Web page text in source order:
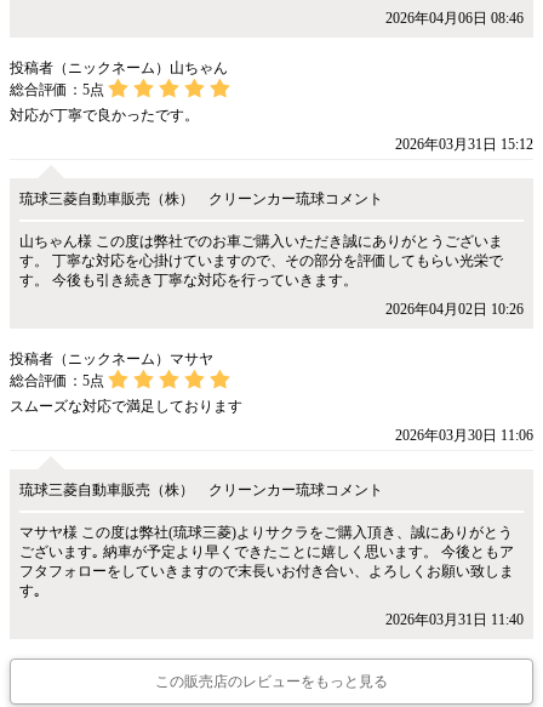
2026年04月06日 08:46
投稿者（ニックネーム）山ちゃん
総合評価： 5点
対応が丁寧で良かったです。
2026年03月31日 15:12
琉球三菱自動車販売（株） クリーンカー琉球コメント
山ちゃん様 この度は弊社でのお車ご購入いただき誠にありがとうございま
す。 丁寧な対応を心掛けていますので、その部分を評価してもらい光栄で
す。 今後も引き続き丁寧な対応を行っていきます。
2026年04月02日 10:26
投稿者（ニックネーム）マサヤ
総合評価： 5点
スムーズな対応で満足しております
2026年03月30日 11:06
琉球三菱自動車販売（株） クリーンカー琉球コメント
マサヤ様 この度は弊社(琉球三菱)よりサクラをご購入頂き、誠にありがとう
ございます｡ 納車が予定より早くできたことに嬉しく思います。 今後ともア
フタフォローをしていきますので末長いお付き合い、よろしくお願い致しま
す｡
2026年03月31日 11:40
この販売店のレビューをもっと見る